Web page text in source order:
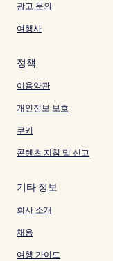
광고 문의
여행사
정책
이용약관
개인정보 보호
쿠키
콘텐츠 지침 및 신고
기타 정보
회사 소개
채용
여행 가이드